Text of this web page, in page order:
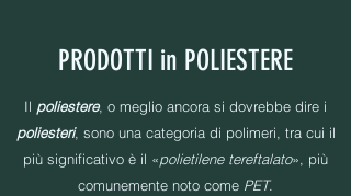
PRODOTTI in POLIESTERE
Il poliestere, o meglio ancora si dovrebbe dire i
poliesteri, sono una categoria di polimeri, tra cui il
più significativo è il «polietilene tereftalato», più
comunemente noto come PET.